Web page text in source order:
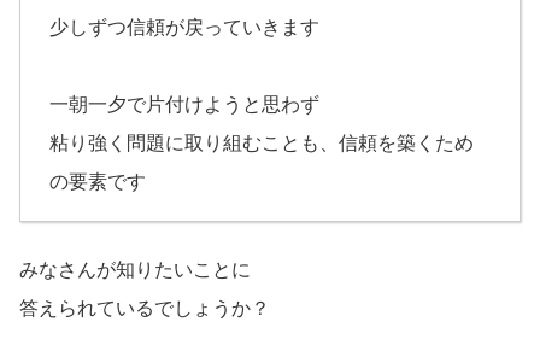
少しずつ信頼が戻っていきます
一朝一夕で片付けようと思わず
粘り強く問題に取り組むことも、信頼を築くため
の要素です
みなさんが知りたいことに
答えられているでしょうか？